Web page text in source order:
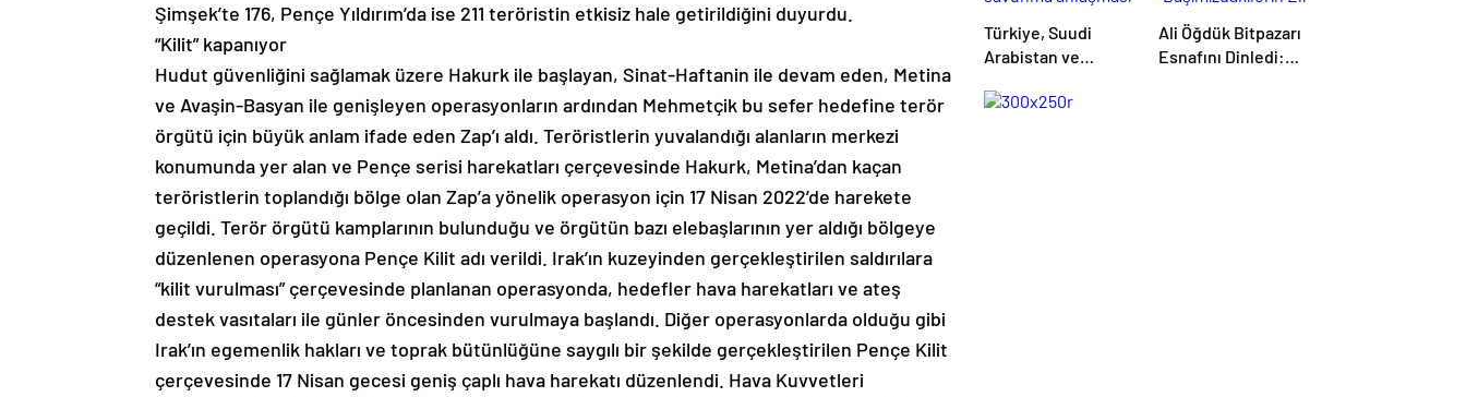
Şimşek’te 176, Pençe Yıldırım’da ise 211 teröristin etkisiz hale getirildiğini duyurdu.
“Kilit” kapanıyor
Hudut güvenliğini sağlamak üzere Hakurk ile başlayan, Sinat-Haftanin ile devam eden, Metina
ve Avaşin-Basyan ile genişleyen operasyonların ardından Mehmetçik bu sefer hedefine terör
örgütü için büyük anlam ifade eden Zap’ı aldı. Teröristlerin yuvalandığı alanların merkezi
konumunda yer alan ve Pençe serisi harekatları çerçevesinde Hakurk, Metina’dan kaçan
teröristlerin toplandığı bölge olan Zap’a yönelik operasyon için 17 Nisan 2022’de harekete
geçildi. Terör örgütü kamplarının bulunduğu ve örgütün bazı elebaşlarının yer aldığı bölgeye
düzenlenen operasyona Pençe Kilit adı verildi. Irak’ın kuzeyinden gerçekleştirilen saldırılara
“kilit vurulması” çerçevesinde planlanan operasyonda, hedefler hava harekatları ve ateş
destek vasıtaları ile günler öncesinden vurulmaya başlandı. Diğer operasyonlarda olduğu gibi
Irak’ın egemenlik hakları ve toprak bütünlüğüne saygılı bir şekilde gerçekleştirilen Pençe Kilit
çerçevesinde 17 Nisan gecesi geniş çaplı hava harekatı düzenlendi. Hava Kuvvetleri
Türkiye, Suudi
Arabistan ve
savunma anlaşması
Ali Öğdük Bitpazarı
Esnafını Dinledi: